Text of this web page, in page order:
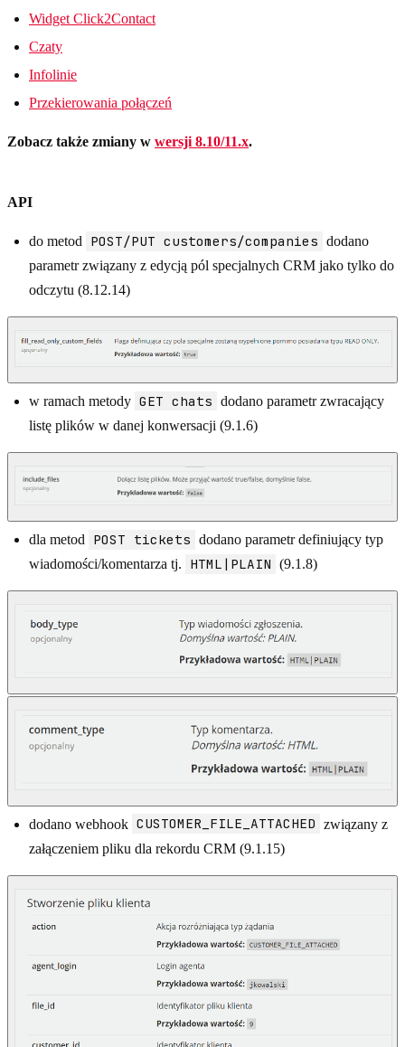
Widget Click2Contact
Czaty
Infolinie
Przekierowania połączeń
Zobacz także zmiany w wersji 8.10/11.x.
API
do metod POST/PUT customers/companies dodano
parametr związany z edycją pól specjalnych CRM jako tylko do
odczytu (8.12.14)
w ramach metody GET chats dodano parametr zwracający
listę plików w danej konwersacji (9.1.6)
dla metod POST tickets dodano parametr definiujący typ
wiadomości/komentarza tj.
HTML|PLAIN (9.1.8)
dodano webhook CUSTOMER_FILE_ATTACHED związany z
załączeniem pliku dla rekordu CRM (9.1.15)